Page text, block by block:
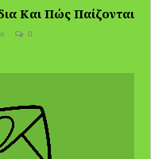
Και Πώς Παίζονται
0